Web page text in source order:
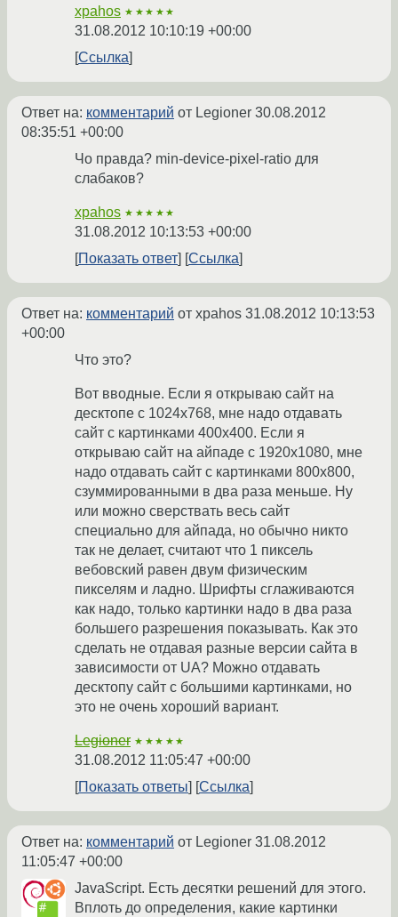
xpahos ★★★★★
31.08.2012 10:10:19 +00:00
Ссылка
Ответ на: комментарий от Legioner 30.08.2012
08:35:51 +00:00
Чо правда? min-device-pixel-ratio для
слабаков?
xpahos ★★★★★
31.08.2012 10:13:53 +00:00
Показать ответ
Ссылка
Ответ на: комментарий от xpahos 31.08.2012 10:13:53
+00:00
Что это?
Вот вводные. Если я открываю сайт на
десктопе с 1024x768, мне надо отдавать
сайт с картинками 400x400. Если я
открываю сайт на айпаде с 1920x1080, мне
надо отдавать сайт с картинками 800x800,
сзуммированными в два раза меньше. Ну
или можно сверствать весь сайт
специально для айпада, но обычно никто
так не делает, считают что 1 пиксель
вебовский равен двум физическим
пикселям и ладно. Шрифты сглаживаются
как надо, только картинки надо в два раза
большего разрешения показывать. Как это
сделать не отдавая разные версии сайта в
зависимости от UA? Можно отдавать
десктопу сайт с большими картинками, но
это не очень хороший вариант.
Legioner ★★★★★
31.08.2012 11:05:47 +00:00
Показать ответы
Ссылка
Ответ на: комментарий от Legioner 31.08.2012
11:05:47 +00:00
JavaScript. Есть десятки решений для этого.
Вплоть до определения, какие картинки